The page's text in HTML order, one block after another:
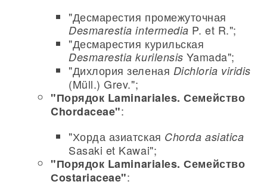
"Десмарестия промежуточная
Desmarestia intermedia P. et R.";
"Десмарестия курильская
Desmarestia kurilensis Yamada";
"Дихлория зеленая Dichloria viridis
(Müll.) Grev.";
"Порядок Laminariales. Семейство
Chordaceae":
"Хорда азиатская Chorda asiatica
Sasaki et Kawai";
"Порядок Laminariales. Семейство
Сostariaceae":